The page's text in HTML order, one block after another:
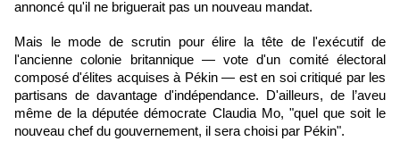
annoncé qu'il ne briguerait pas un nouveau mandat.
Mais le mode de scrutin pour élire la tête de l'exécutif de
l'ancienne colonie britannique — vote d'un comité électoral
composé d'élites acquises à Pékin — est en soi critiqué par les
partisans de davantage d'indépendance. D'ailleurs, de l’aveu
même de la députée démocrate Claudia Mo, "quel que soit le
nouveau chef du gouvernement, il sera choisi par Pékin".